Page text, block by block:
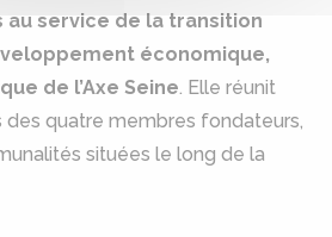
service de la transition
économique,
de l’Axe Seine. Elle réunit
des quatre membres fondateurs,
situées le long de la